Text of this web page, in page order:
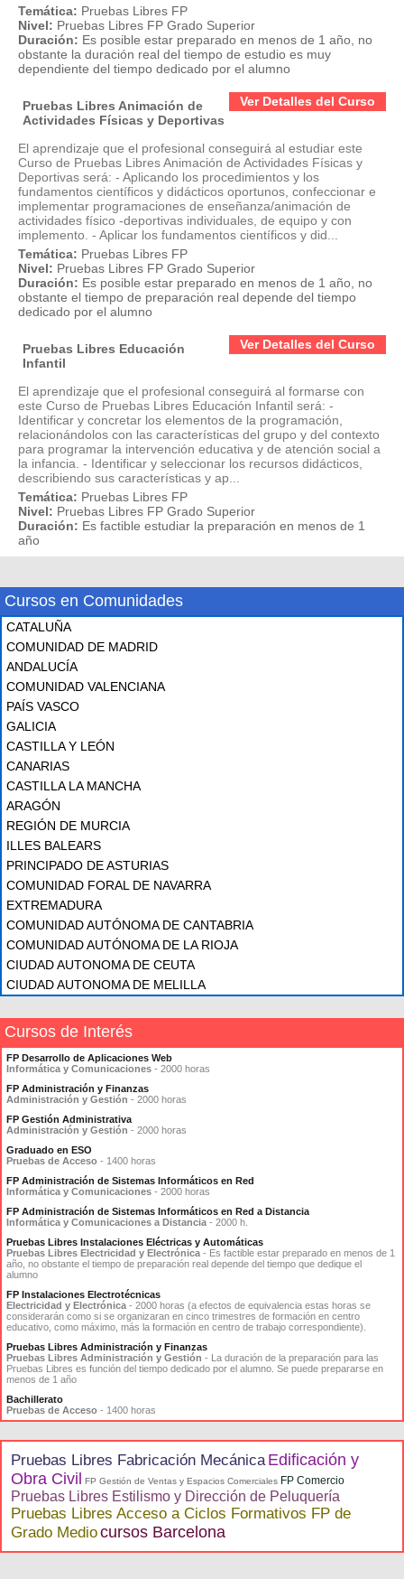
Temática: Pruebas Libres FP
Nivel: Pruebas Libres FP Grado Superior
Duración: Es posible estar preparado en menos de 1 año, no
obstante la duración real del tiempo de estudio es muy
dependiente del tiempo dedicado por el alumno
Ver Detalles del Curso
Pruebas Libres Animación de
Actividades Físicas y Deportivas
El aprendizaje que el profesional conseguirá al estudiar este
Curso de Pruebas Libres Animación de Actividades Físicas y
Deportivas será: - Aplicando los procedimientos y los
fundamentos científicos y didácticos oportunos, confeccionar e
implementar programaciones de enseñanza/animación de
actividades físico -deportivas individuales, de equipo y con
implemento. - Aplicar los fundamentos científicos y did...
Temática: Pruebas Libres FP
Nivel: Pruebas Libres FP Grado Superior
Duración: Es posible estar preparado en menos de 1 año, no
obstante el tiempo de preparación real depende del tiempo
dedicado por el alumno
Ver Detalles del Curso
Pruebas Libres Educación
Infantil
El aprendizaje que el profesional conseguirá al formarse con
este Curso de Pruebas Libres Educación Infantil será: -
Identificar y concretar los elementos de la programación,
relacionándolos con las características del grupo y del contexto
para programar la intervención educativa y de atención social a
la infancia. - Identificar y seleccionar los recursos didácticos,
describiendo sus características y ap...
Temática: Pruebas Libres FP
Nivel: Pruebas Libres FP Grado Superior
Duración: Es factible estudiar la preparación en menos de 1
año
Cursos en Comunidades
CATALUÑA
COMUNIDAD DE MADRID
ANDALUCÍA
COMUNIDAD VALENCIANA
PAÍS VASCO
GALICIA
CASTILLA Y LEÓN
CANARIAS
CASTILLA LA MANCHA
ARAGÓN
REGIÓN DE MURCIA
ILLES BALEARS
PRINCIPADO DE ASTURIAS
COMUNIDAD FORAL DE NAVARRA
EXTREMADURA
COMUNIDAD AUTÓNOMA DE CANTABRIA
COMUNIDAD AUTÓNOMA DE LA RIOJA
CIUDAD AUTONOMA DE CEUTA
CIUDAD AUTONOMA DE MELILLA
Cursos de Interés
FP Desarrollo de Aplicaciones Web
Informática y Comunicaciones - 2000 horas
FP Administración y Finanzas
Administración y Gestión - 2000 horas
FP Gestión Administrativa
Administración y Gestión - 2000 horas
Graduado en ESO
Pruebas de Acceso - 1400 horas
FP Administración de Sistemas Informáticos en Red
Informática y Comunicaciones - 2000 horas
FP Administración de Sistemas Informáticos en Red a Distancia
Informática y Comunicaciones a Distancia - 2000 h.
Pruebas Libres Instalaciones Eléctricas y Automáticas
Pruebas Libres Electricidad y Electrónica - Es factible estar preparado en menos de 1
año, no obstante el tiempo de preparación real depende del tiempo que dedique el
alumno
FP Instalaciones Electrotécnicas
Electricidad y Electrónica - 2000 horas (a efectos de equivalencia estas horas se
considerarán como si se organizaran en cinco trimestres de formación en centro
educativo, como máximo, más la formación en centro de trabajo correspondiente).
Pruebas Libres Administración y Finanzas
Pruebas Libres Administración y Gestión - La duración de la preparación para las
Pruebas Libres es función del tiempo dedicado por el alumno. Se puede prepararse en
menos de 1 año
Bachillerato
Pruebas de Acceso - 1400 horas
Pruebas Libres Fabricación Mecánica Edificación y
Obra Civil
FP Gestión de Ventas y Espacios Comerciales FP Comercio
Pruebas Libres Estilismo y Dirección de Peluquería
Pruebas Libres Acceso a Ciclos Formativos FP de
Grado Mediocursos Barcelona